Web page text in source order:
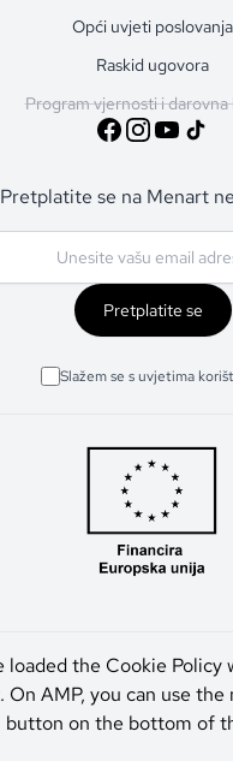
Opći uvjeti poslovanja
Raskid ugovora
Program vjernosti i darovna
Pretplatite se na Menart
Pretplatite se
Slažem se s uvjetima
loaded the Cookie Policy
On AMP, you can use the
button on the bottom of